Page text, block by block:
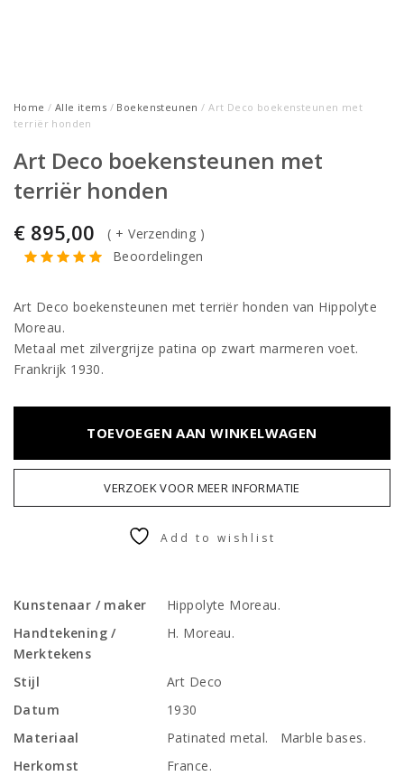
Home / Alle items / Boekensteunen / Art Deco boekensteunen met
terriër honden
Art Deco boekensteunen met
terriër honden
€ 895,00 ( + Verzending )
Beoordelingen
Art Deco boekensteunen met terriër honden van Hippolyte
Moreau.
Metaal met zilvergrijze patina op zwart marmeren voet.
Frankrijk 1930.
TOEVOEGEN AAN WINKELWAGEN
VERZOEK VOOR MEER INFORMATIE
Add to wishlist
Kunstenaar / maker
Hippolyte Moreau.
Handtekening /
Merktekens
H. Moreau.
Stijl
Art Deco
Datum
1930
Materiaal
Patinated metal. Marble bases.
Herkomst
France.